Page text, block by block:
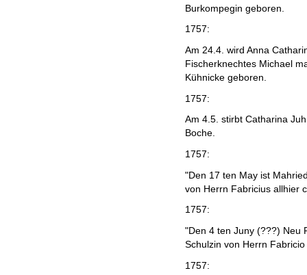
Burkompegin geboren.
1757:
Am 24.4. wird Anna
Fischerknechtes Michael
Kühnicke geboren.
1757:
Am 4.5. stirbt Catharina
Boche.
1757:
"Den 17 ten May ist
von Herrn Fabricius allhier
1757:
"Den 4 ten Juny (???) Neu
Schulzin von Herrn
1757: